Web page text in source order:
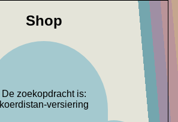
Shop
De zoekopdracht is:
koerdistan-versiering